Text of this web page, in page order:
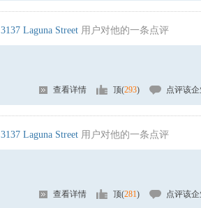
3137 Laguna Street 用户对他的一条点评
查看详情 顶(293) 点评该企
3137 Laguna Street 用户对他的一条点评
查看详情 顶(281) 点评该企